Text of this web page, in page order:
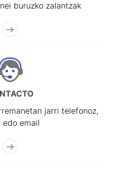
buruzko zalantzak
jarri telefonoz,
edo email